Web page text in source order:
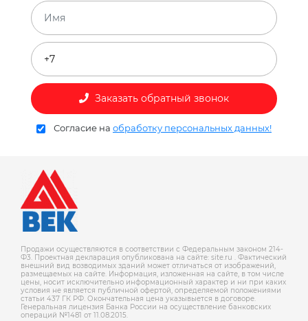
Заказать обратный звонок
Согласие на обработку персональных данных!
Продажи осуществляются в соответствии с Федеральным законом 214-
Ф3. Проектная декларация опубликована на сайте: site.ru . Фактический
внешний вид возводимых зданий может отличаться от изображений,
размещаемых на сайте. Информация, изложенная на сайте, в том числе
цены, носит исключительно информационный характер и ни при каких
условия не является публичной офертой, определяемой положениями
статьи 437 ГК РФ. Окончательная цена указывыется в договоре.
Генеральная лицензия Банка России на осуществление банковских
операций №1481 от 11.08.2015.